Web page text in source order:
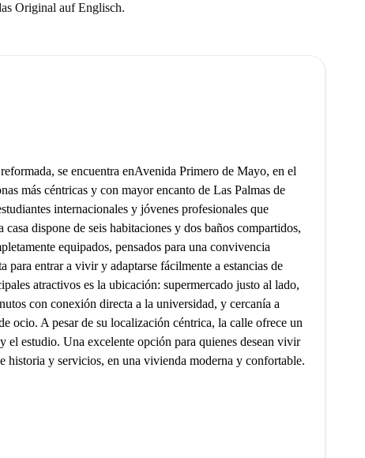
Original auf Englisch.
se encuentra enAvenida Primero de Mayo, en el
más céntricas y con mayor encanto de Las Palmas de
internacionales y jóvenes profesionales que
dispone de seis habitaciones y dos baños compartidos,
equipados, pensados para una convivencia
para entrar a vivir y adaptarse fácilmente a estancias de
atractivos es la ubicación: supermercado justo al lado,
con conexión directa a la universidad, y cercanía a
ocio. A pesar de su localización céntrica, la calle ofrece un
el estudio. Una excelente opción para quienes desean vivir
historia y servicios, en una vivienda moderna y confortable.